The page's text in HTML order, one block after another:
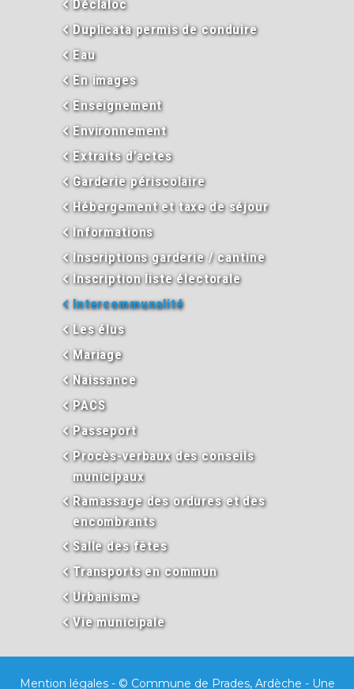
Déclaloc
Duplicata permis de conduire
Eau
En images
Enseignement
Environnement
Extraits d’actes
Garderie périscolaire
Hébergement et taxe de séjour
Informations
Inscriptions garderie / cantine
Inscription liste électorale
Intercommunalité
Les élus
Mariage
Naissance
PACS
Passeport
Procès-verbaux des conseils
municipaux
Ramassage des ordures et des
encombrants
Salle des fêtes
Transports en commun
Urbanisme
Vie municipale
Mention légales- © Commune de Prades, Ardèche - Une